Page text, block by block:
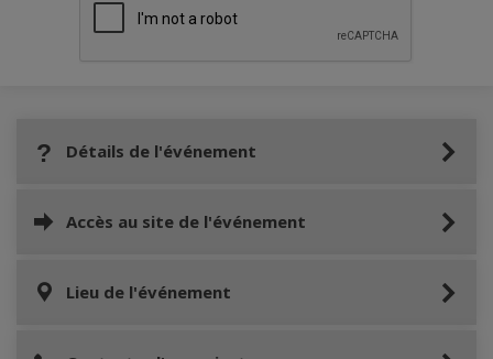
Détails de l'événement
Accès au site de l'événement
Lieu de l'événement